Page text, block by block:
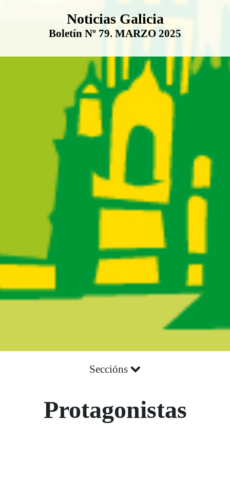
Boletín Noticias Galicia
Noticias Galicia
Boletín Nº 79. MARZO 2025
Seccións
Protagonistas